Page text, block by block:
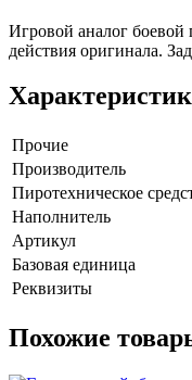
Игровой аналог
действия оригинала.
Прочие
Производитель
Пиротехническое
Наполнитель
Артикул
Базовая единица
Реквизиты
Похожие